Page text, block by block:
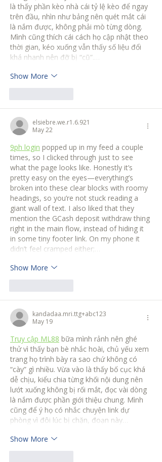
là thấy phần kèo nhà cái tỷ lệ kèo để ngay
trên đầu, nhìn như bảng nên quét mắt cái
là nắm được, không phải mò từng dòng.
Mình cũng thích cái cách họ cập nhật theo
thời gian, kéo xuống vẫn thấy số liệu đổi
khá nhanh nên đỡ bị “cũ”.…
Show More
elsiebre.we.r1.6.921
May 22
9ph login popped up in my feed a couple
times, so I clicked through just to see
what the page looks like. Honestly it’s
pretty easy on the eyes—everything’s
broken into these clear blocks with roomy
headings, so you’re not stuck reading a
giant wall of text. I also liked that they
mention the GCash deposit withdraw thing
right in the main flow, instead of hiding it
in some tiny footer link. On my phone it
didn’t feel cramped either;…
Show More
kandadaa.mri.ttg+abc123
May 19
Truy cập ML88 bữa mình rảnh nên ghé
thử vì thấy bạn bè nhắc hoài, chủ yếu xem
trang họ trình bày ra sao chứ không có
“cày” gì nhiều. Vừa vào là thấy bố cục khá
dễ chịu, kiểu chia từng khối nội dung nên
lướt xuống không bị rối mắt, đọc vài dòng
là nắm được phần giới thiệu chung. Mình
cũng để ý họ có nhắc chuyện link dự
phòng vì đôi lúc bị chặn, đoạn này…
Show More